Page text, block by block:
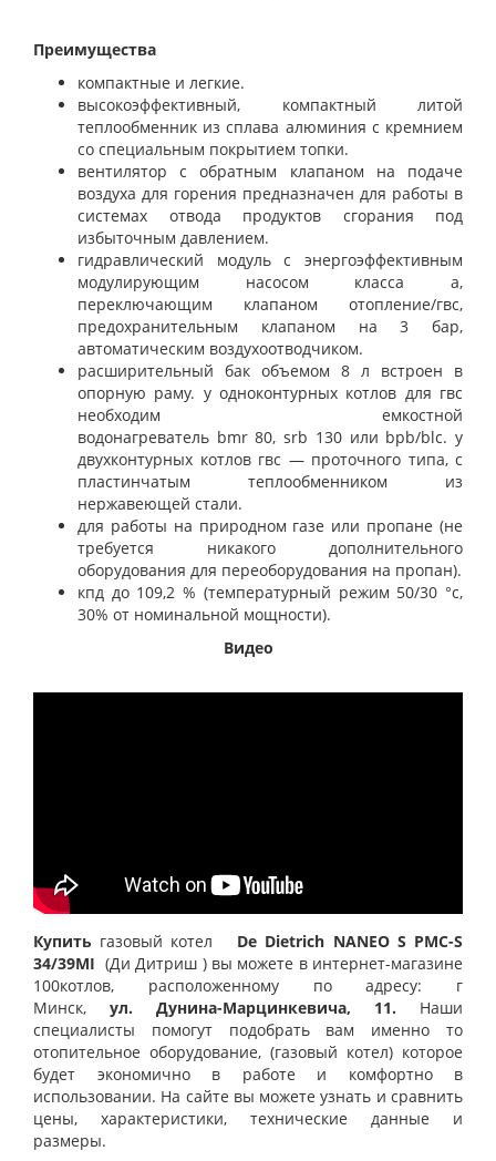
Преимущества
компактные и легкие.
высокоэффективный, компактный литой
теплообменник из сплава алюминия с кремнием
со специальным покрытием топки.
вентилятор с обратным клапаном на подаче
воздуха для горения предназначен для работы в
системах отвода продуктов сгорания под
избыточным давлением.
гидравлический модуль с энергоэффективным
модулирующим насосом класса а,
переключающим клапаном отопление/гвс,
предохранительным клапаном на 3 бар,
автоматическим воздухоотводчиком.
расширительный бак объемом 8 л встроен в
опорную раму. у одноконтурных котлов для гвс
необходим емкостной
водонагреватель bmr80,srb 130 или bpb/blc. у
двухконтурных котлов гвс — проточного типа, с
пластинчатым теплообменником из
нержавеющей стали.
для работы на природном газе или пропане (не
требуется никакого дополнительного
оборудования для переоборудования на пропан).
кпд до 109,2 % (температурный режим 50/30 °с,
30% от номинальной мощности).
Видео
Купить газовый котел
De Dietrich NANEO S PMC-S
34/39MI (Ди Дитриш ) вы можете в интернет-магазине
100котлов, расположенному по адресу: г
Минск, ул. Дунина-Марцинкевича, 11. Наши
специалисты помогут подобрать вам именно то
отопительное оборудование, (газовый котел) которое
будет экономично в работе и комфортно в
использовании. На сайте вы можете узнать и сравнить
цены, характеристики, технические данные и
размеры.